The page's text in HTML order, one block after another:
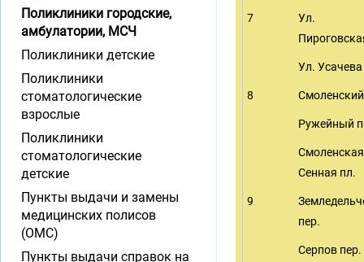
7
Ул.
Ул. Усачева
8
Ружейный
Сенная пл.
9
пер.
Серпов пер.
Поликлиники городские,
амбулатории, МСЧ
Поликлиники детские
Поликлиники
стоматологические
взрослые
Поликлиники
стоматологические
детские
Пункты выдачи и замены
медицинских полисов
(ОМС)
Пункты выдачи справок на